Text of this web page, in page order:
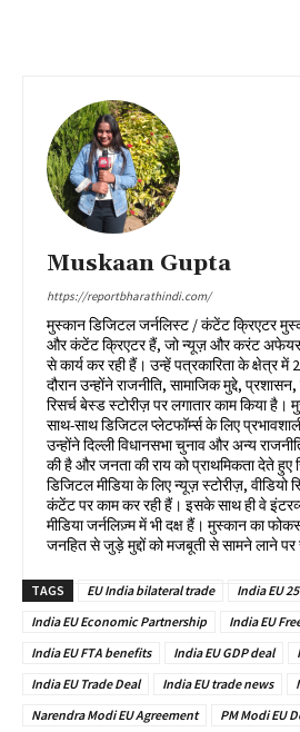
Muskaan Gupta
https://reportbharathindi.com/
मुस्कान डिजिटल जर्नलिस्ट / कंटेंट क्रिएटर
और कंटेंट क्रिएटर हैं, जो न्यूज़ और करंट अफेयर्स
से कार्य कर रही हैं। उन्हें पत्रकारिता के क्षेत्र
दौरान उन्होंने राजनीति, सामाजिक मुद्दे,
रिसर्च बेस्ड स्टोरीज़ पर लगातार काम किया है।
साथ-साथ डिजिटल प्लेटफॉर्म्स के लिए
उन्होंने दिल्ली विधानसभा चुनाव और अन्य
की है और जनता की राय को प्राथमिकता देते हुए
डिजिटल मीडिया के लिए न्यूज़ स्टोरीज़,
कंटेंट पर काम कर रही हैं। इसके साथ ही वे
मीडिया जर्नलिज़्म में भी दक्ष हैं। मुस्कान का
जनहित से जुड़े मुद्दों को मजबूती से सामने लाने पर
TAGS EU India bilateral trade
India EU
India EU Economic Partnership
India EU
India EU FTA benefits
India EU GDP deal
India EU Trade Deal
India EU trade news
Narendra Modi EU Agreement
PM Modi EU